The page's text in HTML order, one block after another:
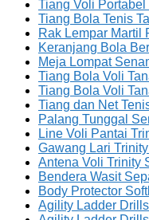
Tiang Voli
Tiang Bola Tenis
Rak Lempar Martil
Keranjang Bola
Meja Lompat
Tiang Bola Voli
Tiang Bola Voli
Tiang dan Net
Palang Tunggal
Line Voli Pantai
Gawang Lari
Antena Voli Trinity
Bendera Wasit
Body Protector
Agility Ladder